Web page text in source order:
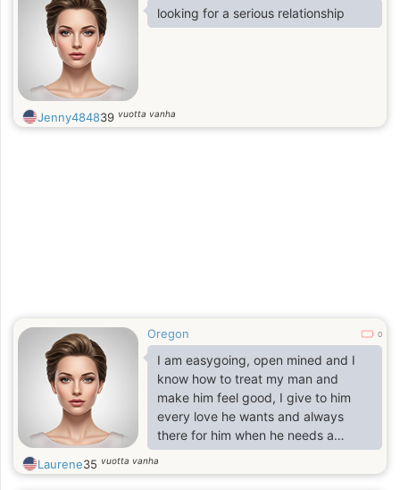
there and share the adventure.
Looking for growth, not ghosted
looking for a serious relationship
Jenny484839 vuotta vanha
Oregon 0
I am easygoing, open mined and I
know how to treat my man and
make him feel good, I give to him
every love he wants and always
there for him when he needs a
shoulder to lean on.
Laurene35 vuotta vanha